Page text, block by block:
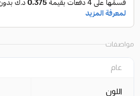
مواصفات
عام
اللون